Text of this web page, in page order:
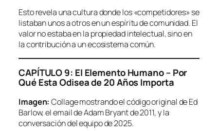
Esto revela una cultura donde los «competidores» se
listaban unos a otros en un espíritu de comunidad. El
valor no estaba en la propiedad intelectual, sino en
la contribución a un ecosistema común.
CAPÍTULO 9: El Elemento Humano – Por
Qué Esta Odisea de 20 Años Importa
Imagen: Collage mostrando el código original de Ed
Barlow, el email de Adam Bryant de 2011, y la
conversación del equipo de 2025.